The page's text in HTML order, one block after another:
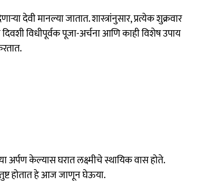
देवी मानल्या जातात. शास्त्रांनुसार, प्रत्येक शुक्रवार
विधीपूर्वक पूजा-अर्चना आणि काही विशेष उपाय
अर्पण केल्यास घरात लक्ष्मीचे स्थायिक वास होते.
होतात हे आज जाणून घेऊया.